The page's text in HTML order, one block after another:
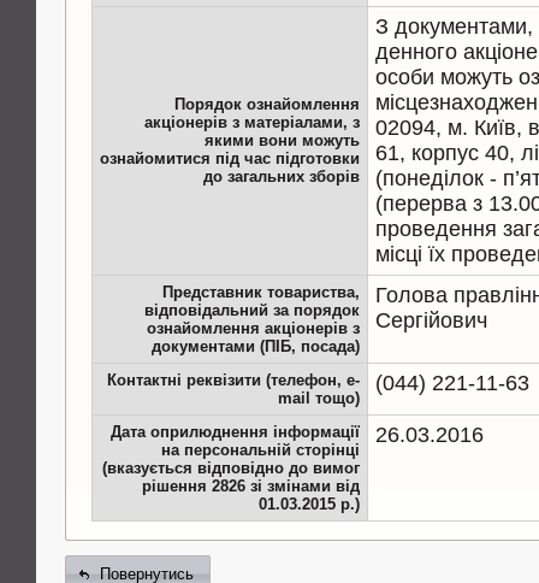
Порядок ознайомлення
акціонерів з матеріалами, з
якими вони можуть
ознайомитися під час підготовки
до загальних зборів
З
денного
особи можуть
02094, м. Київ,
61, корпус 40,
(понеділок -
(перерва з
проведення
місці їх
Представник товариства,
відповідальний за порядок
ознайомлення акціонерів з
документами (ПІБ, посада)
Голова
Сергійович
Контактні реквізити (телефон, e-
mail тощо)
(044) 221-11-63
Дата оприлюднення інформації
на персональній сторінці
(вказується відповідно до вимог
рішення 2826 зі змінами від
01.03.2015 р.)
26.03.2016
Повернутись